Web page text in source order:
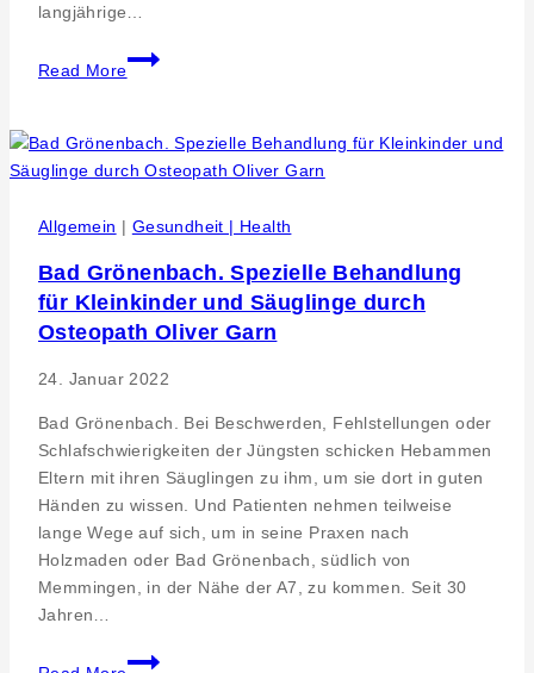
langjährige…
Read More
Pressemitteilung.
Therapeut
Garn
erweitert
Angebot
der
Praxiszweigstelle
Bad
Allgemein | Gesundheit | Health
Bad Grönenbach. Spezielle Behandlung
für Kleinkinder und Säuglinge durch
Osteopath Oliver Garn
24. Januar 2022
Bad Grönenbach. Bei Beschwerden, Fehlstellungen oder
Schlafschwierigkeiten der Jüngsten schicken Hebammen
Eltern mit ihren Säuglingen zu ihm, um sie dort in guten
Händen zu wissen. Und Patienten nehmen teilweise
lange Wege auf sich, um in seine Praxen nach
Holzmaden oder Bad Grönenbach, südlich von
Memmingen, in der Nähe der A7, zu kommen. Seit 30
Jahren…
Bad